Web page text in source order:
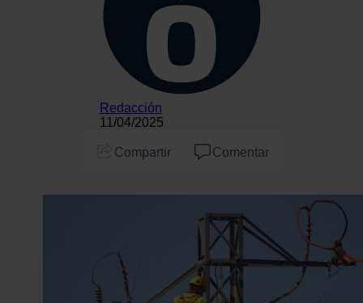
Redacción
11/04/2025
Compartir Comentar